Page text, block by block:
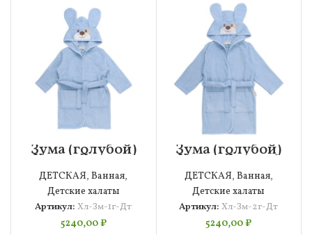
Зума (голубой)
Халат Дет. 3-4
года Махровый
ДЕТСКАЯ,Ванная,
Детские халаты
Артикул:Хл-Зм-1г-Дт
5240,00₽
Зума (голубой)
Халат Дет. 5-6
года Махровый
ДЕТСКАЯ, Ванная,
Детские халаты
Артикул:Хл-Зм-2г-Дт
5240,00₽